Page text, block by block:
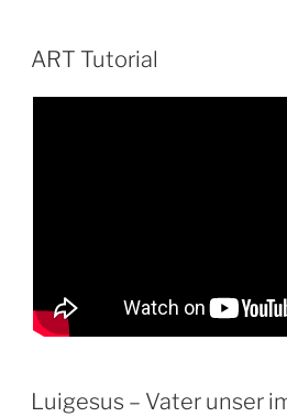
ART Tutorial
Luigesus – Vater unser